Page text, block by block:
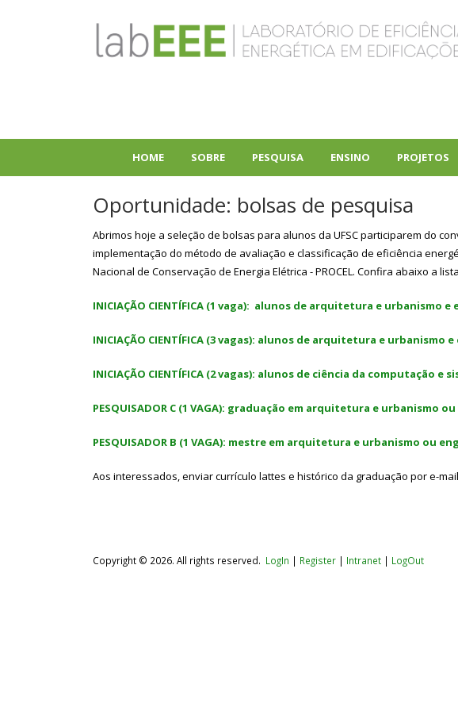
HOME SOBRE PESQUISA ENSINO PROJETOS
Oportunidade: bolsas de pesquisa
Abrimos hoje a seleção de bolsas para alunos da UFSC participarem do
implementação do método de avaliação e classificação de eficiência
Nacional de Conservação de Energia Elétrica - PROCEL. Confira abaixo a
INICIAÇÃO CIENTÍFICA (1 vaga): alunos de arquitetura e urbanismo
INICIAÇÃO CIENTÍFICA (3 vagas): alunos de arquitetura e
INICIAÇÃO CIENTÍFICA (2 vagas): alunos de ciência da computação
PESQUISADOR C (1 VAGA): graduação em arquitetura e urbanismo
PESQUISADOR B (1 VAGA): mestre em arquitetura e urbanismo ou
Aos interessados, enviar currículo lattes e histórico da graduação por e-
Copyright © 2026. All rights reserved. LogIn | Register | Intranet | LogOut